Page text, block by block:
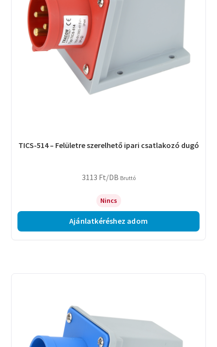
TICS-514 – Felületre szerelhető ipari csatlakozó dugó
3113 Ft/DB Bruttó
Nincs
Ajánlatkéréshez adom